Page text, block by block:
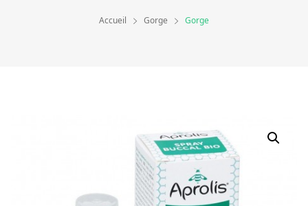
Accueil Gorge Gorge